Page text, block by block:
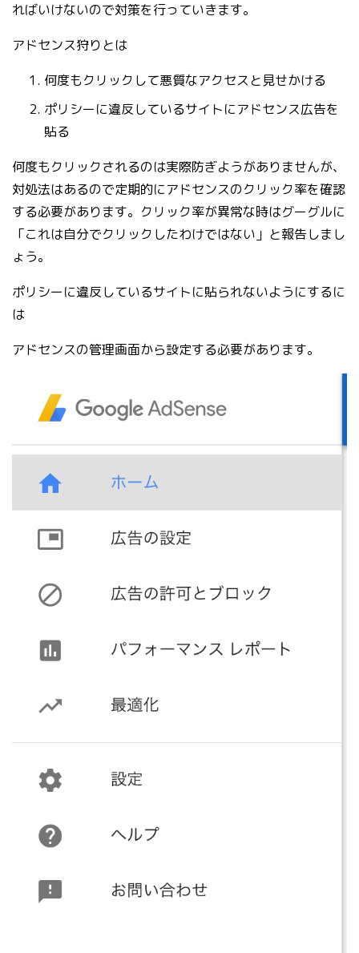
ればいけないので対策を行っていきます。
アドセンス狩りとは
何度もクリックして悪質なアクセスと見せかける
ポリシーに違反しているサイトにアドセンス広告を
貼る
何度もクリックされるのは実際防ぎようがありませんが、
対処法はあるので定期的にアドセンスのクリック率を確認
する必要があります。クリック率が異常な時はグーグルに
「これは自分でクリックしたわけではない」と報告しまし
ょう。
ポリシーに違反しているサイトに貼られないようにするに
は
アドセンスの管理画面から設定する必要があります。